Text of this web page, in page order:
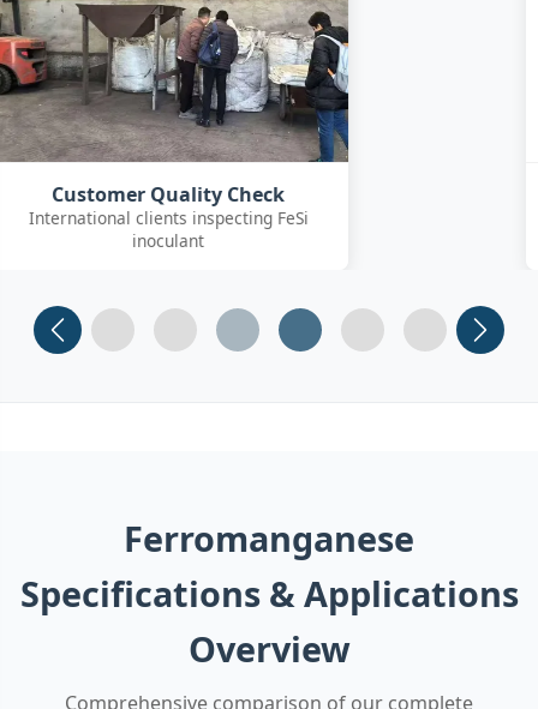
SGS On-site Sampling
Third-party SGS inspector collecting
Slide 1 Slide 2 Slide 3 Slide 4 (current)
Slide 5 Slide 6
Ferromanganese
Specifications & Applications
Overview
Comprehensive comparison of our complete